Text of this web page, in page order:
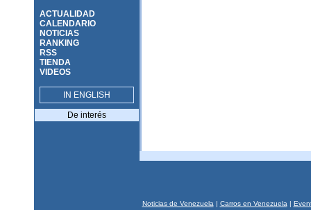
ACTUALIDAD
CALENDARIO
NOTICIAS
RANKING
RSS
TIENDA
VIDEOS
IN ENGLISH
De interés
Noticias de Venezuela | Carros en Venezuela |